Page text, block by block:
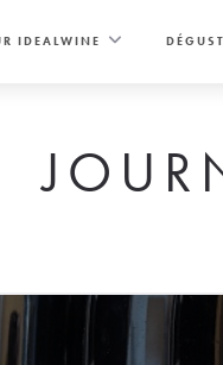
IDEALWINE